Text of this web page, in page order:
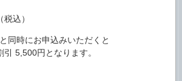
込）
同時にお申込みいただくと
5,500円となります。